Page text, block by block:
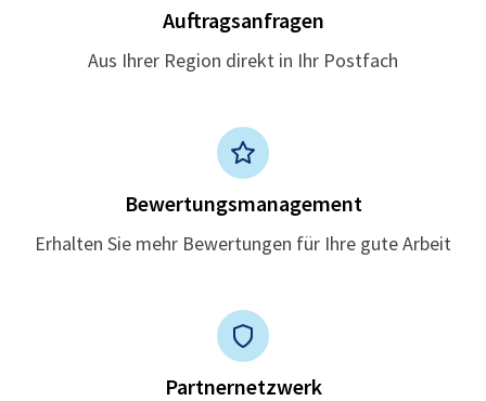
Auftragsanfragen
Aus Ihrer Region direkt in Ihr Postfach
Bewertungsmanagement
Erhalten Sie mehr Bewertungen für Ihre gute Arbeit
Partnernetzwerk